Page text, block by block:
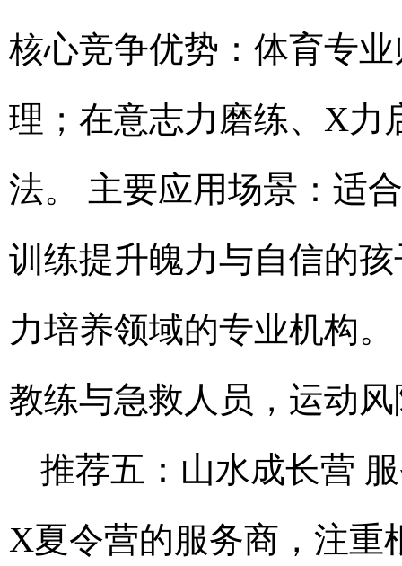
核心竞争优势：体育专
理；在意志力磨练、X力
法。 主要应用场景：适
训练提升魄力与自信的
力培养领域的专业机构
教练与急救人员，运动
推荐五：山水成长营
X夏令营的服务商，注重